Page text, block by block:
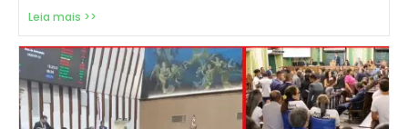
Leia mais >>